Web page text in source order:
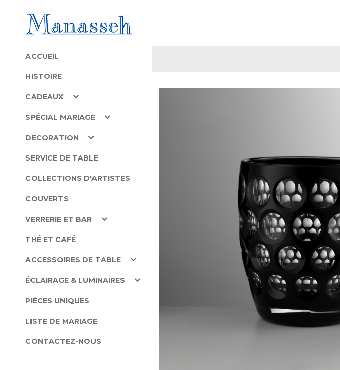
ACCUEIL
HISTOIRE
CADEAUX
SPÉCIAL MARIAGE
DECORATION
SERVICE DE TABLE
COLLECTIONS D'ARTISTES
COUVERTS
VERRERIE ET BAR
THÉ ET CAFÉ
ACCESSOIRES DE TABLE
ÉCLAIRAGE & LUMINAIRES
PIÈCES UNIQUES
LISTE DE MARIAGE
CONTACTEZ-NOUS